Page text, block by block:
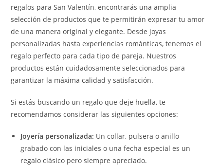
regalos para San Valentín, encontrarás una amplia
selección de productos que te permitirán expresar tu amor
de una manera original y elegante. Desde joyas
personalizadas hasta experiencias románticas, tenemos el
regalo perfecto para cada tipo de pareja. Nuestros
productos están cuidadosamente seleccionados para
garantizar la máxima calidad y satisfacción.
Si estás buscando un regalo que deje huella, te
recomendamos considerar las siguientes opciones:
Joyería personalizada: Un collar, pulsera o anillo
grabado con las iniciales o una fecha especial es un
regalo clásico pero siempre apreciado.